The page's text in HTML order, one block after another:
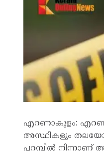
എറണാകുളം:
അസ്ഥികളും
പറമ്പിൽ നിന്നാണ്